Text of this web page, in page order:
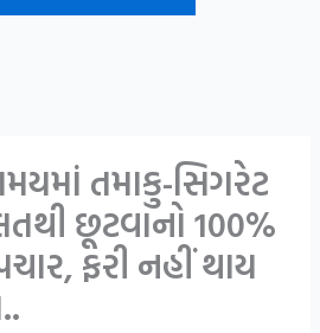
તમાકુ-સિગરેટ
છૂટવાનો 100%
ફરી નહીં થાય